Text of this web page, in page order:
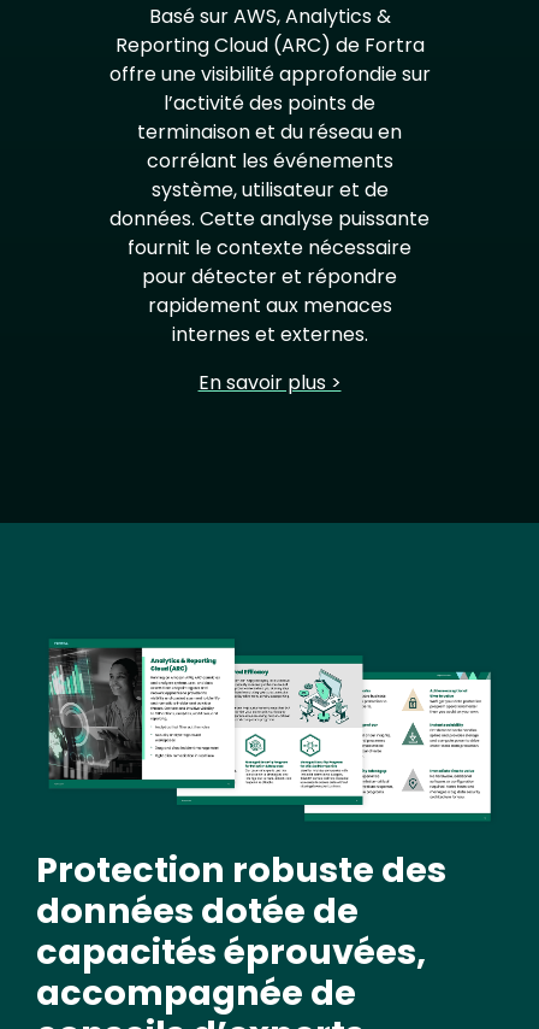
Basé sur AWS, Analytics &
Reporting Cloud (ARC) de Fortra
offre une visibilité approfondie sur
l’activité des points de
terminaison et du réseau en
corrélant les événements
système, utilisateur et de
données. Cette analyse puissante
fournit le contexte nécessaire
pour détecter et répondre
rapidement aux menaces
internes et externes.
En savoir plus >
Image
Protection robuste des
données dotée de
capacités éprouvées,
accompagnée de